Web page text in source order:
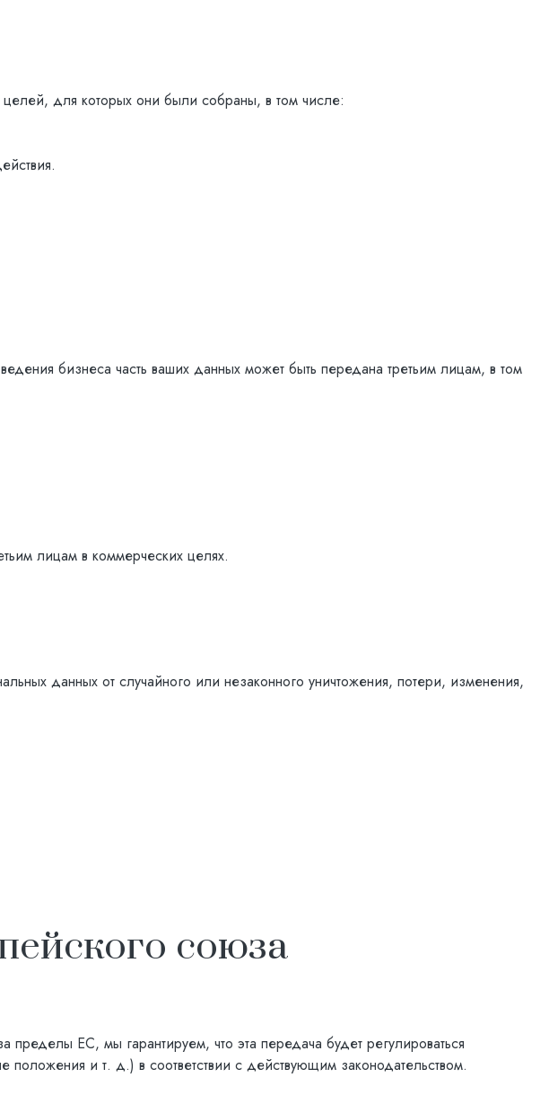
для которых они были собраны, в том числе:
бизнеса часть ваших данных может быть передана третьим лицам, в том
лицам в коммерческих целях.
данных от случайного или незаконного уничтожения, потери, изменения,
союза
ЕС, мы гарантируем, что эта передача будет регулироваться
и т. д.) в соответствии с действующим законодательством.